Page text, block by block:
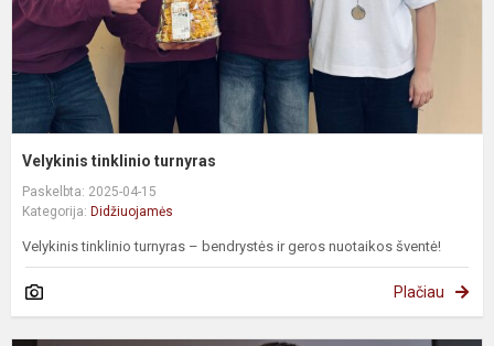
Velykinis tinklinio turnyras
Paskelbta: 2025-04-15
Kategorija: Didžiuojamės
Velykinis tinklinio turnyras – bendrystės ir geros nuotaikos šventė!
Plačiau